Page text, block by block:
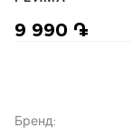
9 990 ֏
Бренд: